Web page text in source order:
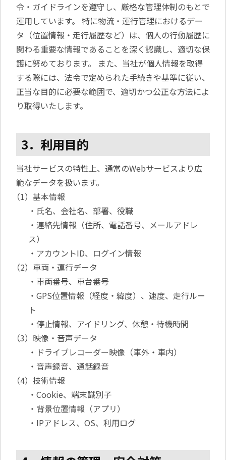
令・ガイドラインを遵守し、厳格な管理体制のもとで
運用しています。 特に物流・運行管理におけるデー
タ（位置情報・走行履歴など）は、個人の行動履歴に
関わる重要な情報であることを深く認識し、適切な保
護に努めております。 また、当社が個人情報を取得
する際には、法令で定められた手続きや基準に従い、
正当な目的に必要な範囲で、適切かつ公正な方法によ
り取得いたします。
3．利用目的
当社サービスの特性上、通常のWebサービスより広
範なデータを扱います。
（1）基本情報
・氏名、会社名、部署、役職
・連絡先情報（住所、電話番号、メールアドレ
ス）
・アカウントID、ログイン情報
（2）車両・運行データ
・車両番号、車台番号
・GPS位置情報（経度・緯度）、速度、走行ルー
ト
・停止情報、アイドリング、休憩・待機時間
（3）映像・音声データ
・ドライブレコーダー映像（車外・車内）
・音声録音、通話録音
（4）技術情報
・Cookie、端末識別子
・背景位置情報（アプリ）
・IPアドレス、OS、利用ログ